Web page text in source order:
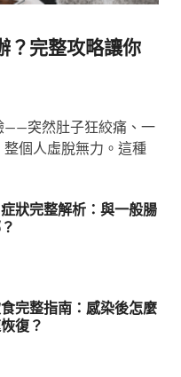
？完整攻略讓你
——突然肚子狂絞痛、一
個人虛脫無力。這種
狀完整解析：與一般腸
完整指南：感染後怎麼
復？